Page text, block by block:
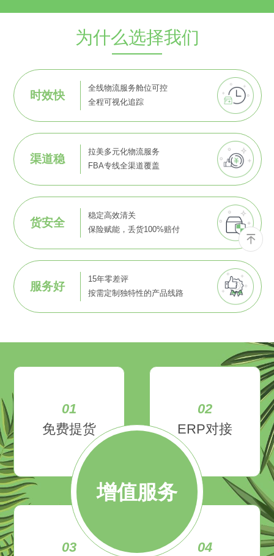
为什么选择我们
时效快
全线物流服务舱位可控
全程可视化追踪
渠道稳
拉美多元化物流服务
FBA专线全渠道覆盖
货安全
稳定高效清关
保险赋能，丢货100%赔付
服务好
15年零差评
按需定制独特性的产品线路
增值服务
01
免费提货
02
ERP对接
03
04